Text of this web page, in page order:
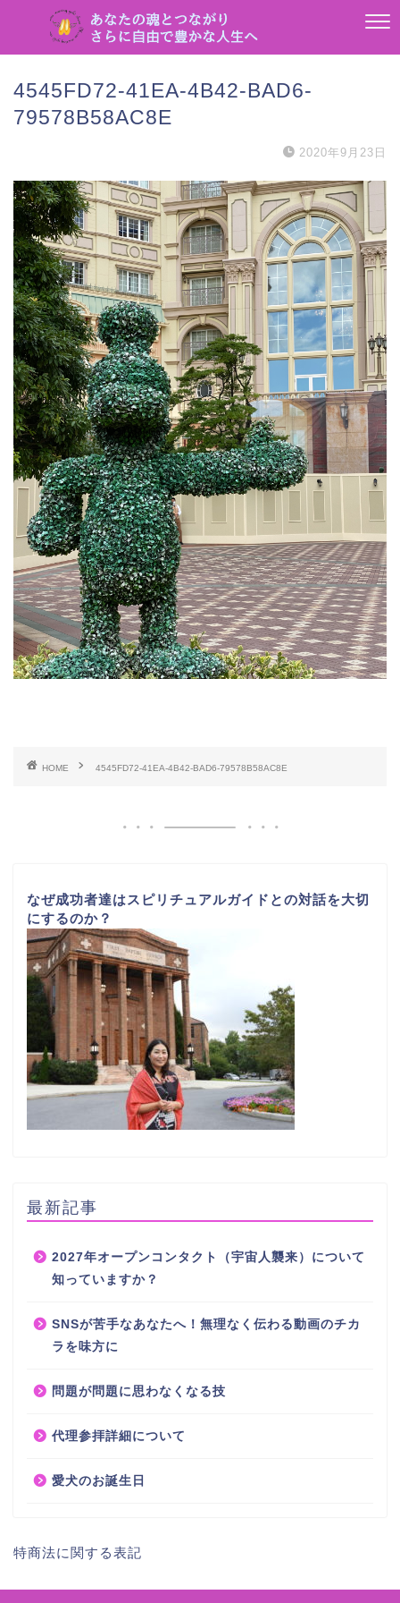
4545FD72-41EA-4B42-BAD6-
79578B58AC8E
2020年9月23日
HOME 4545FD72-41EA-4B42-BAD6-79578B58AC8E
なぜ成功者達はスピリチュアルガイドとの対話を大切
にするのか？
最新記事
2027年オープンコンタクト（宇宙人襲来）について
知っていますか？
SNSが苦手なあなたへ！無理なく伝わる動画のチカ
ラを味方に
問題が問題に思わなくなる技
代理参拝詳細について
愛犬のお誕生日
特商法に関する表記